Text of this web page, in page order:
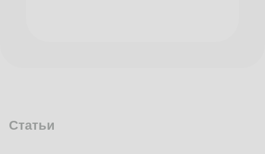
Статьи